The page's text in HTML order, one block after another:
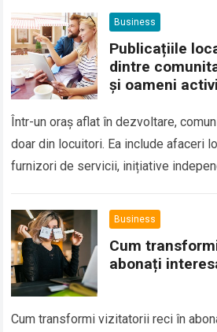
Business
Publicațiile
dintre
și oameni activi
Într-un oraș aflat în dezvoltare,
doar din locuitori. Ea include afaceri
furnizori de servicii, inițiative
Business
Cum
abonați
Cum transformi vizitatorii reci în